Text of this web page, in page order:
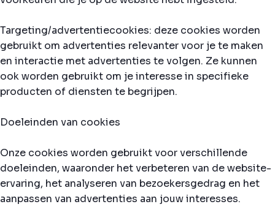
Targeting/advertentiecookies: deze cookies worden
gebruikt om advertenties relevanter voor je te maken
en interactie met advertenties te volgen. Ze kunnen
ook worden gebruikt om je interesse in specifieke
producten of diensten te begrijpen.
Doeleinden van cookies
Onze cookies worden gebruikt voor verschillende
doeleinden, waaronder het verbeteren van de website-
ervaring, het analyseren van bezoekersgedrag en het
aanpassen van advertenties aan jouw interesses.